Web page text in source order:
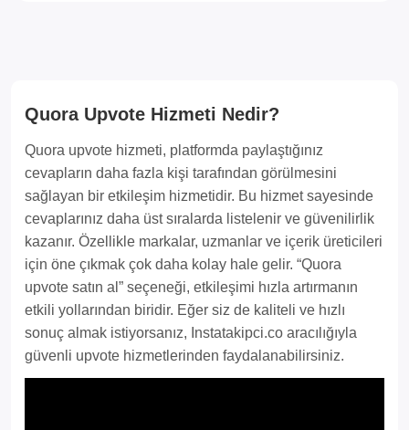
Quora Upvote Hizmeti Nedir?
Quora upvote hizmeti, platformda paylaştığınız
cevapların daha fazla kişi tarafından görülmesini
sağlayan bir etkileşim hizmetidir. Bu hizmet sayesinde
cevaplarınız daha üst sıralarda listelenir ve güvenilirlik
kazanır. Özellikle markalar, uzmanlar ve içerik üreticileri
için öne çıkmak çok daha kolay hale gelir. “Quora
upvote satın al” seçeneği, etkileşimi hızla artırmanın
etkili yollarından biridir. Eğer siz de kaliteli ve hızlı
sonuç almak istiyorsanız, Instatakipci.co aracılığıyla
güvenli upvote hizmetlerinden faydalanabilirsiniz.